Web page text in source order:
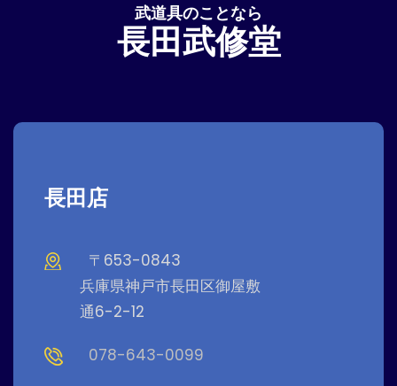
武道具のことなら
長田武修堂
長田店
〒653-0843
兵庫県神戸市長田区御屋敷
通6-2-12
078-643-0099